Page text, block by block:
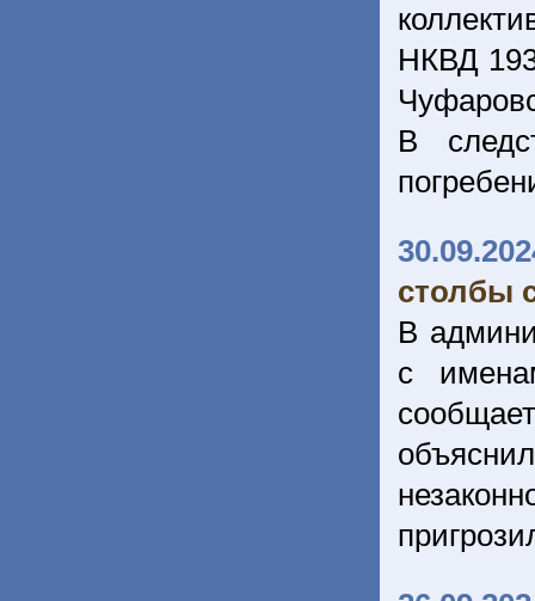
НКВД
В
столбы
В
с